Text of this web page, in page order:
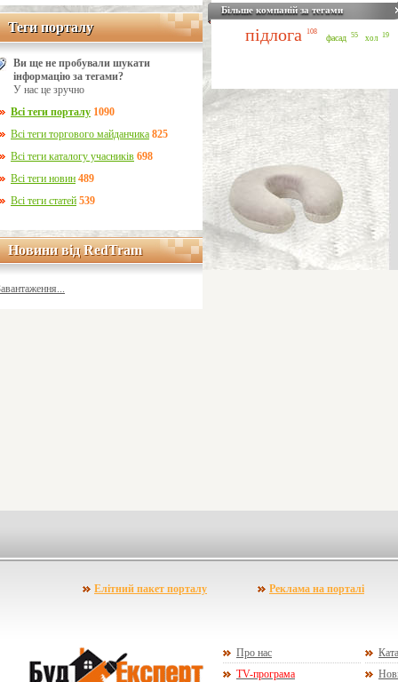
Теги порталу
Теги порталу
Ви ще не пробували шукати
інформацію за тегами?
У нас це зручно
Всі теги порталу 1090
Всі теги торгового майданчика 825
Всі теги каталогу учасників 698
Всі теги новин 489
Всі теги статей 539
Новини від RedTram
Новини від RedTram
Більше компаній за тегами
підлога 108
фасад 55 хол 19
Елітний пакет порталу Реклама на порталі
Про нас
TV-програма